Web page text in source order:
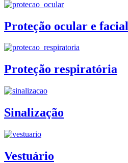
Proteção ocular e facial
Proteção respiratória
Sinalização
Vestuário